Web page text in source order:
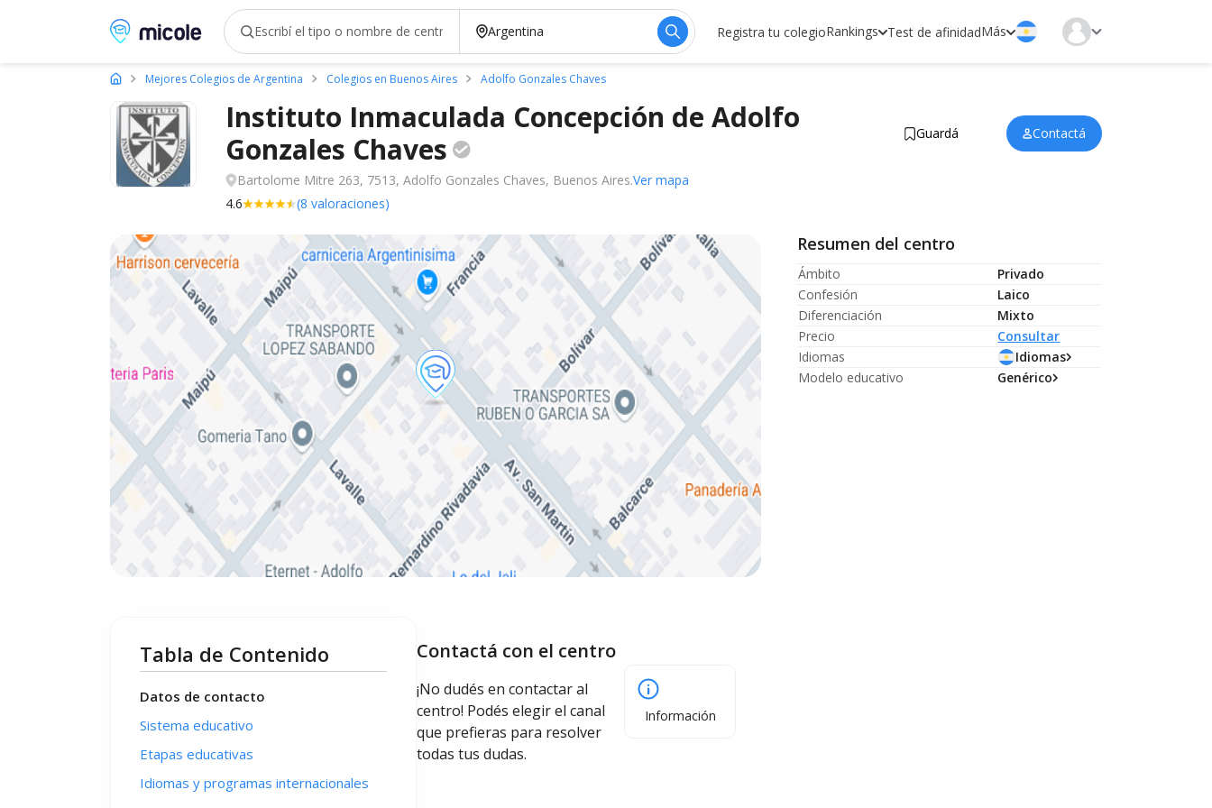
Micole, buscador de colegios Registra tu colegioRankings Test de afinidadMás
Mejores Colegios de Argentina Colegios en Buenos Aires Adolfo Gonzales Chaves
Instituto Inmaculada Concepción de Adolfo
Gonzales Chaves Guardá Contactá
Bartolome Mitre 263, 7513, Adolfo Gonzales Chaves, Buenos Aires.Ver mapa
4.6
(8 valoraciones)
Resumen del centro
Ámbito
Privado
Confesión
Laico
Diferenciación
Mixto
Precio
Consultar
Idiomas
Idiomas
Modelo educativo
Genérico
Tabla de Contenido
Datos de contacto
Sistema educativo
Etapas educativas
Idiomas y programas internacionales
Contactá con el centro
¡No dudés en contactar al
centro! Podés elegir el canal
que prefieras para resolver
todas tus dudas.
Información